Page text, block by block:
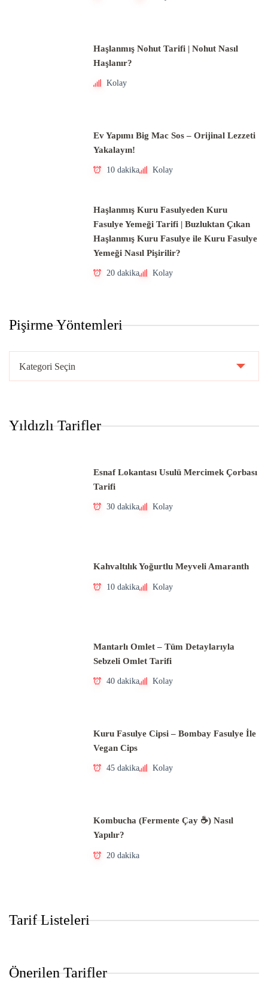
Haşlanmış Nohut Tarifi | Nohut Nasıl
Haşlanır?
Kolay
Ev Yapımı Big Mac Sos – Orijinal Lezzeti
Yakalayın!
10 dakika Kolay
Haşlanmış Kuru Fasulyeden Kuru
Fasulye Yemeği Tarifi | Buzluktan Çıkan
Haşlanmış Kuru Fasulye ile Kuru Fasulye
Yemeği Nasıl Pişirilir?
20 dakika Kolay
Pişirme Yöntemleri
Yöntemleri
Yıldızlı Tarifler
Esnaf Lokantası Usulü Mercimek Çorbası
Tarifi
30 dakika Kolay
Kahvaltılık Yoğurtlu Meyveli Amaranth
10 dakika Kolay
Mantarlı Omlet – Tüm Detaylarıyla
Sebzeli Omlet Tarifi
40 dakika Kolay
Kuru Fasulye Cipsi – Bombay Fasulye İle
Vegan Cips
45 dakika Kolay
Kombucha (Fermente Çay ☕) Nasıl
Yapılır?
20 dakika
Tarif Listeleri
Önerilen Tarifler